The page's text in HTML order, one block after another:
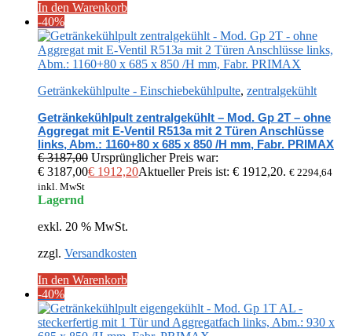
In den Warenkorb
-40%
Getränkekühlpulte - Einschiebekühlpulte, zentralgekühlt
Getränkekühlpult zentralgekühlt – Mod. Gp 2T – ohne
Aggregat mit E-Ventil R513a mit 2 Türen Anschlüsse
links, Abm.: 1160+80 x 685 x 850 /H mm, Fabr. PRIMAX
€3187,00 Ursprünglicher Preis war:
€ 3187,00€ 1912,20Aktueller Preis ist: € 1912,20. € 2294,64
inkl. MwSt
Lagernd
exkl. 20 % MwSt.
zzgl. Versandkosten
In den Warenkorb
-40%